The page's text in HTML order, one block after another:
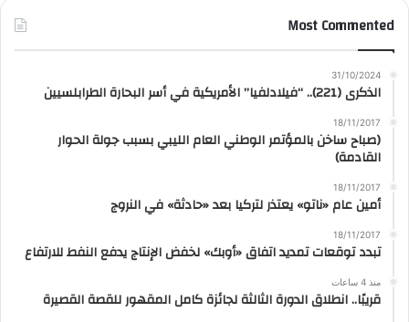
Most Commented
31/10/2024
الذكرى (221).. “فيلادلفيا” الأمريكية في أسر البحارة الطرابلسيين
18/11/2017
(صباح ساخن بالمؤتمر الوطني العام الليبي بسبب جولة الحوار
القادمة)
18/11/2017
أمين عام «ناتو» يعتذر لتركيا بعد «حادثة» في النروج
18/11/2017
تبدد توقعات تمديد اتفاق «أوبك» لخفض الإنتاج يدفع النفط للارتفاع
منذ 4 ساعات
قريبًا.. انطلاق الدورة الثالثة لجائزة كامل المقهور للقصة القصيرة